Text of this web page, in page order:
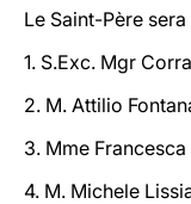
Le Saint-Père
1. S.Exc. Mgr
2. M. Attilio
3. Mme
4. M. Michele